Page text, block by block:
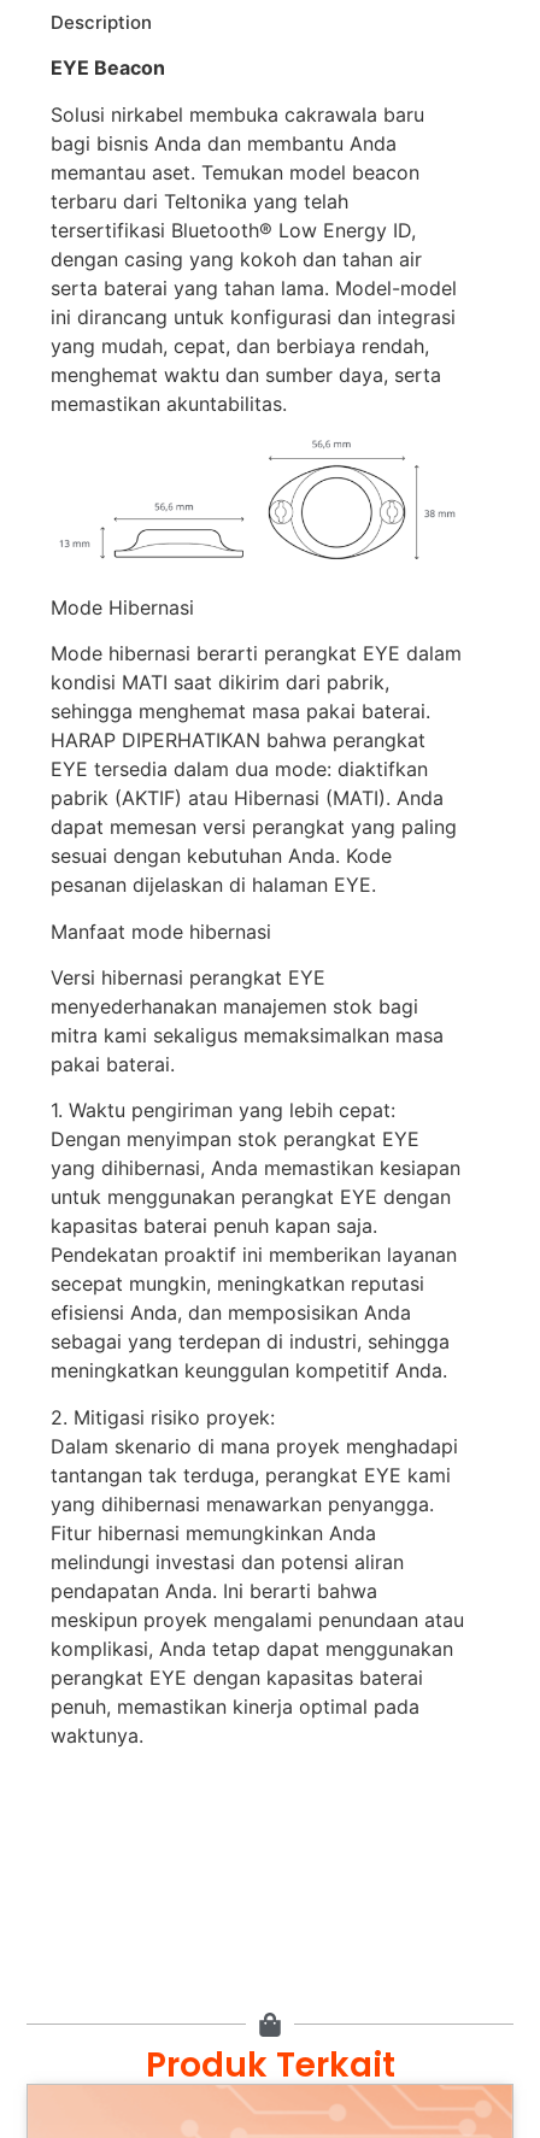
Description
EYE Beacon
Solusi nirkabel membuka cakrawala baru
bagi bisnis Anda dan membantu Anda
memantau aset.Temukan model beacon
terbaru dari Teltonika yangtelah
tersertifikasi Bluetooth® Low Energy ID,
dengan casing yang kokoh dantahan air
serta baterai yangtahan lama. Model-model
ini dirancang untuk konfigurasi dan integrasi
yang mudah,cepat, dan berbiaya rendah,
menghemat waktu dan sumber daya, serta
memastikan akuntabilitas.
Mode Hibernasi
Mode hibernasi berarti perangkat EYEdalam
kondisi MATI saat dikirim dari pabrik,
sehingga menghemat masa pakai baterai.
HARAP DIPERHATIKAN bahwa perangkat
EYEtersedia dalam dua mode:diaktifkan
pabrik (AKTIF)atau Hibernasi (MATI).Anda
dapat memesan versi perangkat yang paling
sesuai dengan kebutuhan Anda. Kode
pesanan dijelaskan di halaman EYE.
Manfaat mode hibernasi
Versi hibernasi perangkat EYE
menyederhanakan manajemen stok bagi
mitra kami sekaligus memaksimalkan masa
pakai baterai.
1. Waktu pengiriman yang lebih cepat:
Dengan menyimpan stok perangkat EYE
yangdihibernasi,Anda memastikan kesiapan
untuk menggunakan perangkat EYEdengan
kapasitas baterai penuh kapan saja.
Pendekatan proaktif ini memberikan layanan
secepat mungkin, meningkatkan reputasi
efisiensi Anda, dan memposisikan Anda
sebagai yangterdepan di industri, sehingga
meningkatkan keunggulan kompetitif Anda.
2. Mitigasi risiko proyek:
Dalam skenario di mana proyek menghadapi
tantangan tak terduga, perangkat EYE kami
yangdihibernasi menawarkan penyangga.
Fitur hibernasi memungkinkan Anda
melindungi investasi dan potensi aliran
pendapatan Anda. Ini berarti bahwa
meskipun proyek mengalami penundaan atau
komplikasi, Anda tetap dapat menggunakan
perangkat EYEdengan kapasitas baterai
penuh, memastikan kinerja optimal pada
waktunya.
Produk Terkait